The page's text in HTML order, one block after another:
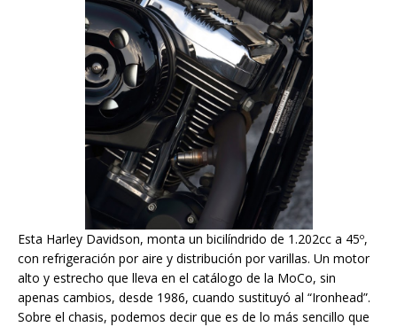
Esta Harley Davidson, monta un bicilíndrido de 1.202cc a 45º,
con refrigeración por aire y distribución por varillas. Un motor
alto y estrecho que lleva en el catálogo de la MoCo, sin
apenas cambios, desde 1986, cuando sustituyó al “Ironhead”.
Sobre el chasis, podemos decir que es de lo más sencillo que